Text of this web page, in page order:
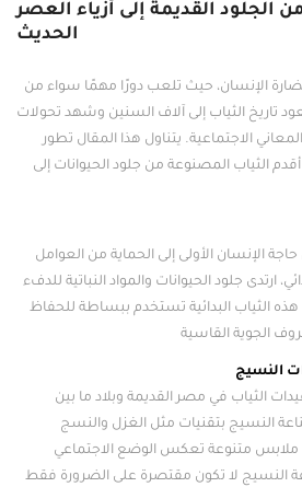
الجلود القديمة إلى أزياء العصر
الحديث
الإنسان، حيث تلعب دورًا مهمًا سواء من
تعود تاريخ الثياب إلى آلاف السنين وشهد تحولات
الاجتماعية. يتناول هذا المقال تطور
الثياب المصنوعة من جلود الحيوانات إلى
حاجة الإنسان الأولى إلى الحماية من العوامل
ارتدى جلود الحيوانات والمواد النباتية للدفء
الثياب البدائية تستخدم ببساطة للحفاظ
النسيج
الثياب في مصر القديمة وبلاد ما بين
النسيج بتقنيات مثل الغزل والنسج
ملابس متنوعة تعكس الوضع الاجتماعي
النسيج لا تكون مقتصرة على الضرورة فقط